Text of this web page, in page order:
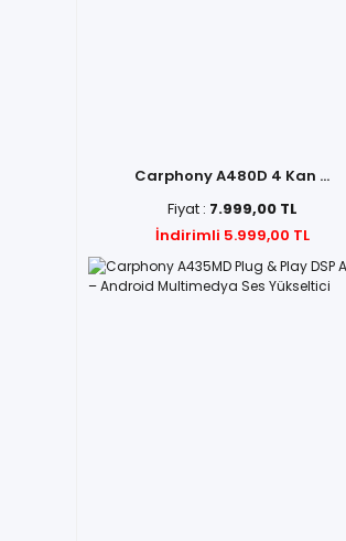
Carphony A480D 4 Kan ...
Fiyat : 7.999,00 TL
İndirimli 5.999,00 TL